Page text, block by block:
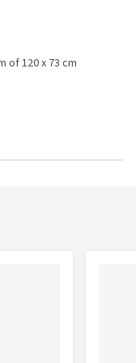
of 120 x 73 cm